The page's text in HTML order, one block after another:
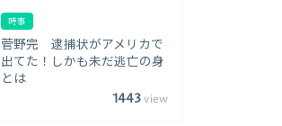
時事
菅野完 逮捕状がアメリカで
出てた！しかも未だ逃亡の身
とは
1443view